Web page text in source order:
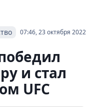
07:46, 23 октября 2022
и стал
UFC